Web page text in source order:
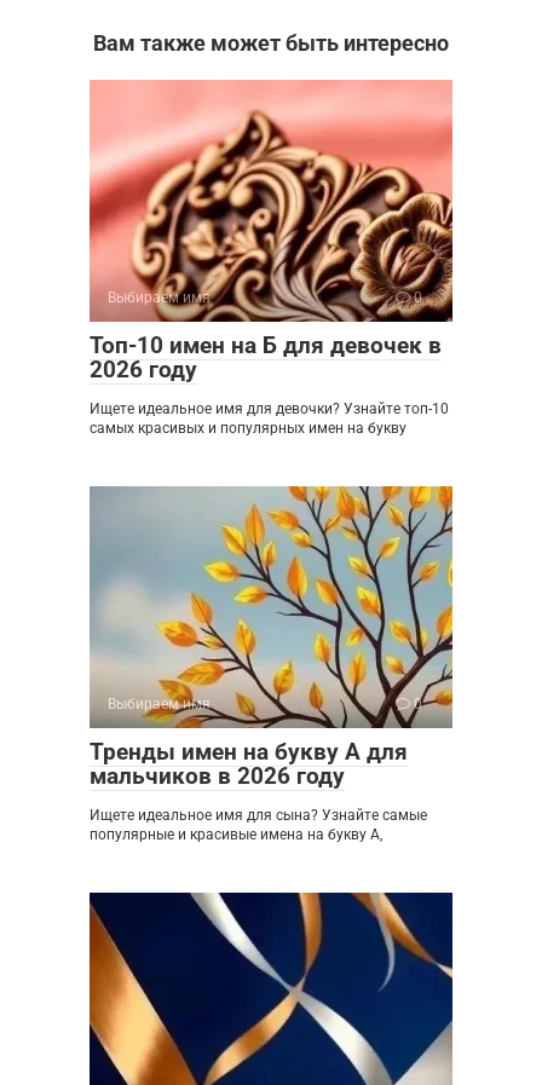
Вам также может быть интересно
Выбираем имя 0
Топ-10 имен на Б для девочек в
2026 году
Ищете идеальное имя для девочки? Узнайте топ-10
самых красивых и популярных имен на букву
Выбираем имя 0
Тренды имен на букву А для
мальчиков в 2026 году
Ищете идеальное имя для сына? Узнайте самые
популярные и красивые имена на букву А,